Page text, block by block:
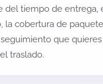
del tiempo de entrega,
la cobertura de
que
traslado.